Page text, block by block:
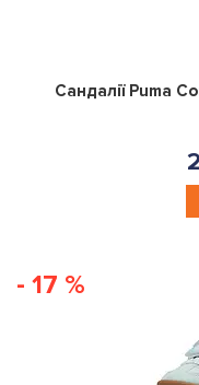
Сандалії Puma
- 17 %